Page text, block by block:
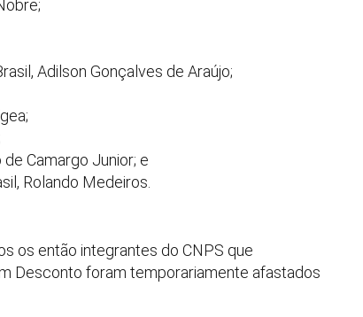
Adilson Gonçalves de Araújo;
Camargo Junior; e
Rolando Medeiros.
os então integrantes do CNPS que
Desconto foram temporariamente afastados